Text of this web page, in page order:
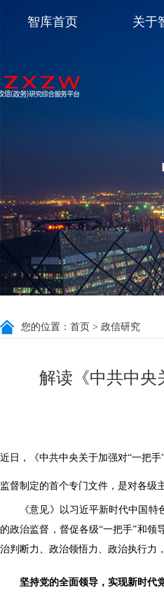
智库首页 关于
您的位置： 首页 > 政信研究
解读《中共中央
近日，《中共中央关于加强对“一把
监督制定的首个专门文件，是对各级
《意见》以习近平新时代中国特色
的政治监督，督促各级“一把手”和
治判断力、政治领悟力、政治执行力
坚持党的全面领导，实现新时代